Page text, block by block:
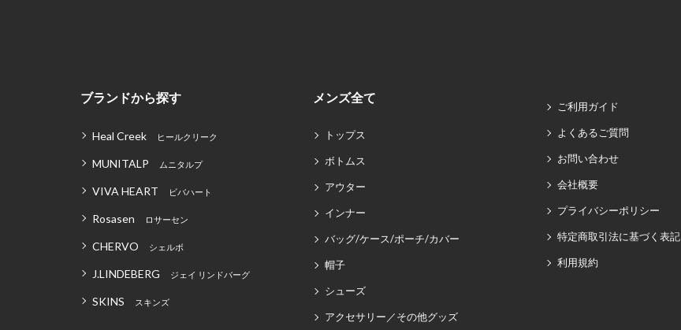
ブランドから探す
Heal Creek ヒールクリーク
MUNITALP ムニタルプ
VIVA HEART ビバハート
Rosasen ロサーセン
CHERVO シェルボ
J.LINDEBERG ジェイ リンドバーグ
SKINS スキンズ
メンズ全て
トップス
ボトムス
アウター
インナー
バッグ/ケース/ポーチ/カバー
帽子
シューズ
アクセサリー／その他グッズ
ご利用ガイド
よくあるご質問
お問い合わせ
会社概要
プライバシーポリシー
特定商取引法に基づく表記
利用規約